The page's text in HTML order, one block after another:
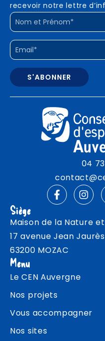
recevoir notre lettre
04
Siège
Maison de la Nature
17 avenue Jean Jaurès
63200 MOZAC
Menu
Le CEN Auvergne
Nos projets
Vous accompagner
Nos sites